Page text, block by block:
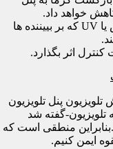
یک محافظ خوب باید از اشعه فرابنفش یا UV که بر بییننده ها
اثر بگذارد.
پنل تلویزیون
گفته شد
منطقی است که
ایمن کنیم.